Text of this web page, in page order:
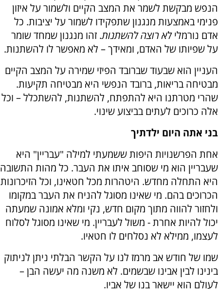
הנפש מבקשת לשמר את המצב הקיים ולשמור על איזון
פנימי באמצעות מנגנון שתפקידו לשמור על יציבות. כל
אדם נורמלילא רוצה להשתנות. זהו מנגנון שמחד שומר
על שפיותו של האדם, ומאידך – לא מאפשר לו להשתנות.
העניין הוא שבעוד שברובד הפיזי שמירה על המצב הקיים
מבטיחה בריאות, ברובד הנפשי היא מבטיחה תקיעות.
שהרי מטרתנו היא להתפתח, להשתנות, להשתכלל – וכל
אלה כרוכים לעתים בביצוע שינוי.
בני אתה היום ילדתיך
אחת הפרשנויות היפות ששמעתי למילה "עבריין" היא
שעבריין הוא מי שסוחב איתו את העבר. כל מהות התשובה
היא התחלה מחדש. היטהרות מכל חטאינו, וכל הזיכרונות
הכרוכים בהם. מי שאינו מסוגל להניח את העבר במקומו
ולחזור להווה מתוך מקום חדש, נקי ומלא אמונה שמעתה
יכול להיות אחרת - משול לעבריין. מי שאינו מסוגל לסלוח
לעצמו, ממילא לא נסלחים לו חטאיו.
שמו של חודש אב מרמז לנו על הקשר הבלתי ניתן לניתוק
בינינו לבין אבינו שבשמים. לא משנה מה יעשה הבן –
לעולם הוא יישאר בנו של אביו.